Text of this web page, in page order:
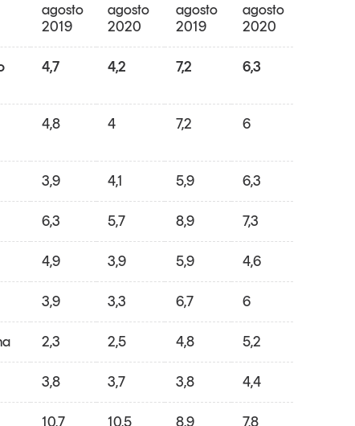
agosto
2019
agosto
2020
agosto
2019
agosto
2020
4,7 4,2 7,2 6,3
4,8 4 7,2 6
3,9 4,1 5,9 6,3
6,3 5,7 8,9 7,3
4,9 3,9 5,9 4,6
3,9 3,3 6,7 6
2,3 2,5 4,8 5,2
3,8 3,7 3,8 4,4
10,7 10,5 8,9 7,8